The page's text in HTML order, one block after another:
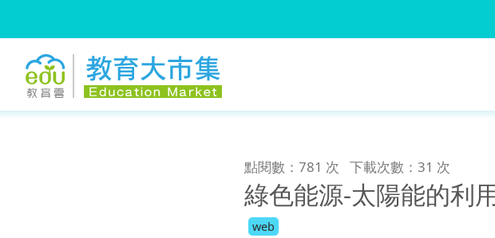
點閱數：781 次 下載次數：31 次
綠色能源-太陽能的利
web